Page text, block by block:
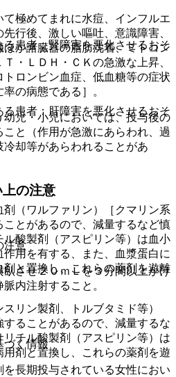
て極めてまれに水痘、インフルエ
行後、激しい嘔吐、意識障害、
か諸臓器の脂肪沈着、ミトコン
・ＬＤＨ・ＣＫの急激な上昇、
ロンビン血症、低血糖等の症状
の病態である］。
児・小児においては、投与後の
と（作用が急激にあらわれ、過
却等があらわれることがあ
の注意
注意
させ２０ｍＬを３分間以上かけ
内注射すること。
く情報
長期投与されている女性におい
患者：腎障害を悪化させるおそ
患者：肝障害を悪化させるおそ
（ワルファリン）［クマリン系
とがあるので、減量するなど慎
酸製剤（アスピリン等）は血小
用を有する、また、血漿蛋白に
と置換し、これらの薬剤を遊離
リン製剤、トルブタミド等）
することがあるので、減量するな
チル酸製剤（アスピリン等）は
剤と置換し、これらの薬剤を遊